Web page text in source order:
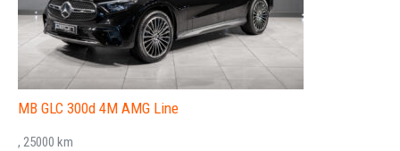
MB GLC 300d 4M AMG Line
, 25000 km